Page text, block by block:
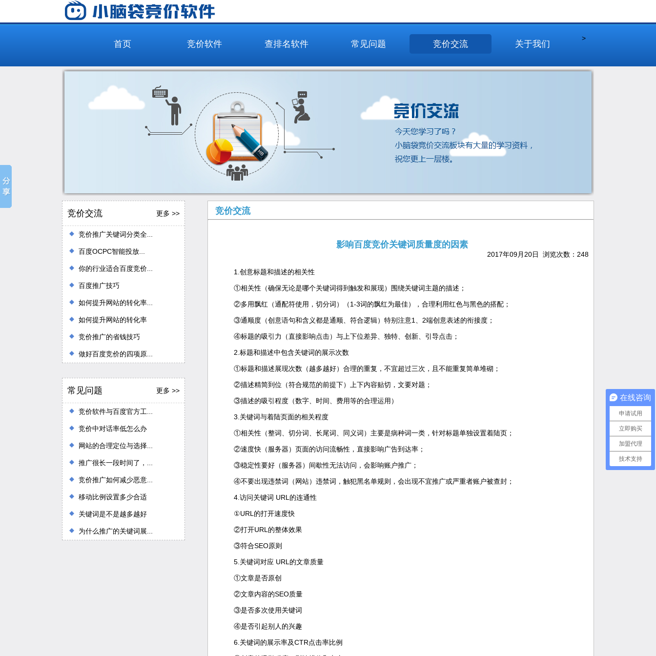
首页 竞价软件 查排名软件
>
常见问题 竞价交流 关于我们
竞价交流 更多 >>
竞价推广关键词分类全...
百度OCPC智能投放...
你的行业适合百度竞价...
百度推广技巧
如何提升网站的转化率...
如何提升网站的转化率
竞价推广的省钱技巧
做好百度竞价的四项原...
常见问题 更多 >>
竞价软件与百度官方工...
竞价中对话率低怎么办
网站的合理定位与选择...
推广很长一段时间了，...
竞价推广如何减少恶意...
移动比例设置多少合适
关键词是不是越多越好
为什么推广的关键词展...
竞价交流
影响百度竞价关键词质量度的因素
2017年09月20日 浏览次数： 248
1.创意标题和描述的相关性
①相关性（确保无论是哪个关键词得到触发和展现）围绕关键词主题的描述；
②多用飘红（通配符使用，切分词）（1-3词的飘红为最佳），合理利用红色与黑色的搭配；
③通顺度（创意语句和含义都是通顺、符合逻辑）特别注意1、2端创意表述的衔接度；
④标题的吸引力（直接影响点击）与上下位差异、独特、创新、引导点击；
2.标题和描述中包含关键词的展示次数
①标题和描述展现次数（越多越好）合理的重复，不宜超过三次，且不能重复简单堆砌；
②描述精简到位（符合规范的前提下）上下内容贴切，文要对题；
③描述的吸引程度（数字、时间、费用等的合理运用）
3.关键词与着陆页面的相关程度
①相关性（整词、切分词、长尾词、同义词）主要是病种词一类，针对标题单独设置着陆页；
②速度快（服务器）页面的访问流畅性，直接影响广告到达率；
③稳定性要好（服务器）间歇性无法访问，会影响账户推广；
④不要出现违禁词（网站）违禁词，触犯黑名单规则，会出现不宜推广或严重者账户被查封；
4.访问关键词 URL的连通性
①URL的打开速度快
②打开URL的整体效果
③符合SEO原则
5.关键词对应 URL的文章质量
①文章是否原创
②文章内容的SEO质量
③是否多次使用关键词
④是否引起别人的兴趣
6.关键词的展示率及CTR点击率比例
在线咨询
申请试用
立即购买
加盟代理
技术支持